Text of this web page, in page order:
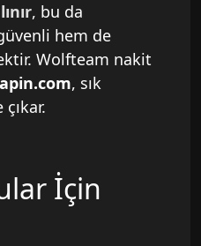
, bu da
hem de
Wolfteam nakit
, sık
İçin